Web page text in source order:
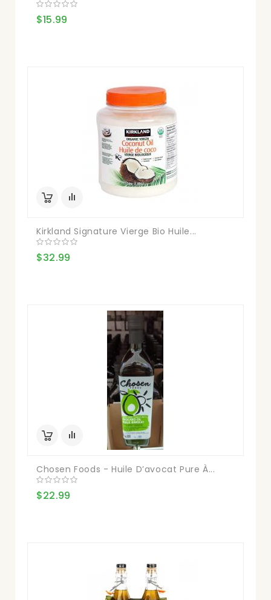
$15.99
Kirkland Signature Vierge Bio Huile...
$32.99
Chosen Foods - Huile D’avocat Pure À...
$22.99